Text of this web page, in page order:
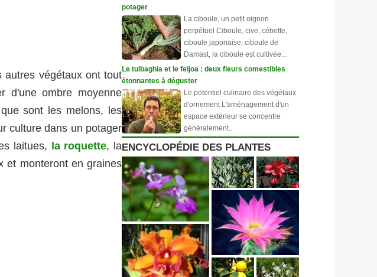
autres végétaux ont tout
d'une ombre moyenne
sont les melons, les
culture dans un potager
laitues, la roquette, la
et monteront en graines
potager
La ciboule, un petit oignon
perpétuel Ciboule, cive, cébette,
ciboule japonaise, ciboule de
Damast, la ciboule est cultivée...
Le tulbaghia et le feijoa : deux fleurs comestibles
étonnantes à déguster
Le potentiel culinaire des végétaux
d'ornement L'aménagement d'un
espace extérieur se concentre
généralement...
ENCYCLOPÉDIE DES PLANTES